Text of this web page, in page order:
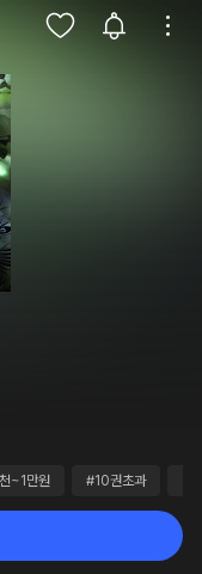
~1만원 #10권초과